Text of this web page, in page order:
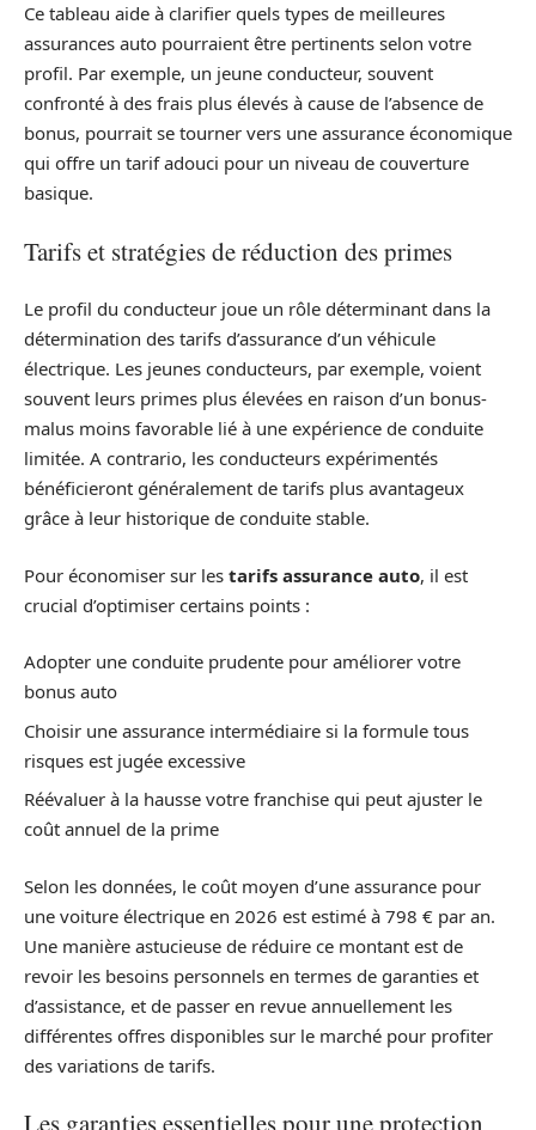
Ce tableau aide à clarifier quels types de meilleures
assurances auto pourraient être pertinents selon votre
profil. Par exemple, un jeune conducteur, souvent
confronté à des frais plus élevés à cause de l’absence de
bonus, pourrait se tourner vers une assurance économique
qui offre un tarif adouci pour un niveau de couverture
basique.
Tarifs et stratégies de réduction des primes
Le profil du conducteur joue un rôle déterminant dans la
détermination des tarifs d’assurance d’un véhicule
électrique. Les jeunes conducteurs, par exemple, voient
souvent leurs primes plus élevées en raison d’un bonus-
malus moins favorable lié à une expérience de conduite
limitée. A contrario, les conducteurs expérimentés
bénéficieront généralement de tarifs plus avantageux
grâce à leur historique de conduite stable.
Pour économiser sur les tarifs assurance auto, il est
crucial d’optimiser certains points :
Adopter une conduite prudente pour améliorer votre
bonus auto
Choisir une assurance intermédiaire si la formule tous
risques est jugée excessive
Réévaluer à la hausse votre franchise qui peut ajuster le
coût annuel de la prime
Selon les données, le coût moyen d’une assurance pour
une voiture électrique en 2026 est estimé à 798 € par an.
Une manière astucieuse de réduire ce montant est de
revoir les besoins personnels en termes de garanties et
d’assistance, et de passer en revue annuellement les
différentes offres disponibles sur le marché pour profiter
des variations de tarifs.
Les garanties essentielles pour une protection